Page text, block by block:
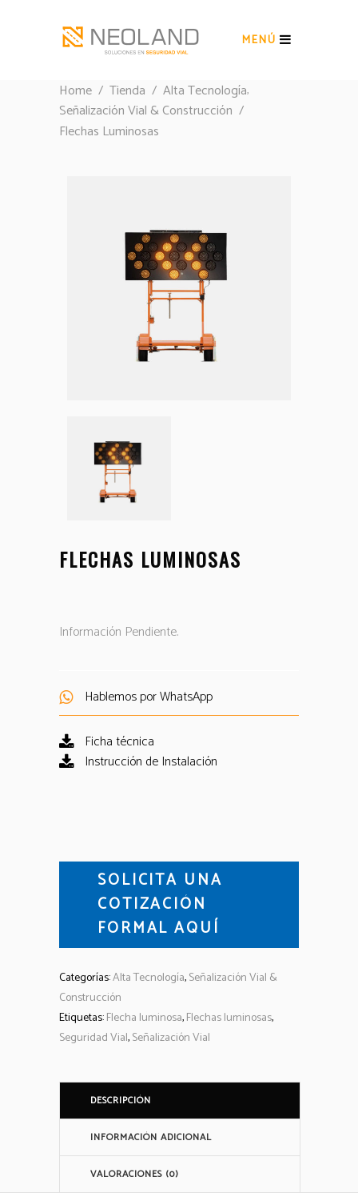
MENÚ
Home / Tienda / Alta Tecnología,
Señalización Vial & Construcción /
Flechas Luminosas
FLECHAS LUMINOSAS
Información Pendiente.
Hablemos por WhatsApp
Ficha técnica
Instrucción de Instalación
SOLICITA UNA
COTIZACIÓN
FORMAL AQUÍ
Categorías:Alta Tecnología,Señalización Vial &
Construcción
Etiquetas:Flecha luminosa,Flechas luminosas,
Seguridad Vial,Señalización Vial
DESCRIPCIÓN
INFORMACIÓN ADICIONAL
VALORACIONES (0)